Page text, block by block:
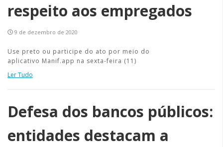
respeito aos empregados
9 de dezembro de 2020
Use preto ou participe do ato por meio do
aplicativo Manif.app na sexta-feira (11)
Ler Tudo
Defesa dos bancos públicos:
entidades destacam a